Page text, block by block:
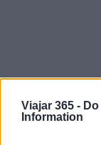
Viajar 365 -
Information
Con la vista
en el sector